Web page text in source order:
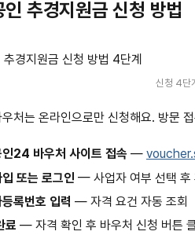
인 추경지원금 신청 방법
신청 4단
처는 온라인으로만 신청해요. 방문
인24 바우처 사이트 접속 —
또는 로그인 — 사업자 여부 선택 후
록번호 입력 — 자격 요건 자동 조회
료 — 자격 확인 후 바우처 신청 버튼